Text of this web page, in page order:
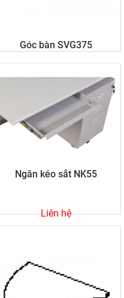
Góc bàn SVG375
Ngăn kéo sắt NK55
Liên hệ